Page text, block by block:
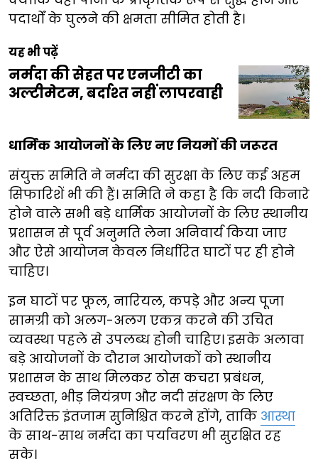
पदार्थों के घुलने की क्षमता सीमित होती है।
यह भी पढ़ें
नर्मदा की सेहत पर एनजीटी का
अल्टीमेटम, बर्दाश्त नहीं लापरवाही
धार्मिक आयोजनों के लिए नए नियमों की जरूरत
संयुक्त समिति ने नर्मदा की सुरक्षा के लिए कई अहम
सिफारिशें भी की हैं। समिति ने कहा है कि नदी किनारे
होने वाले सभी बड़े धार्मिक आयोजनों के लिए स्थानीय
प्रशासन से पूर्व अनुमति लेना अनिवार्य किया जाए
और ऐसे आयोजन केवल निर्धारित घाटों पर ही होने
चाहिए।
इन घाटों पर फूल, नारियल, कपड़े और अन्य पूजा
सामग्री को अलग-अलग एकत्र करने की उचित
व्यवस्था पहले से उपलब्ध होनी चाहिए। इसके अलावा
बड़े आयोजनों के दौरान आयोजकों को स्थानीय
प्रशासन के साथ मिलकर ठोस कचरा प्रबंधन,
स्वच्छता, भीड़ नियंत्रण और नदी संरक्षण के लिए
अतिरिक्त इंतजाम सुनिश्चित करने होंगे, ताकि आस्था
के साथ-साथ नर्मदा का पर्यावरण भी सुरक्षित रह
सके।